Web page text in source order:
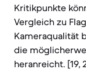
Kritikpunkte
Vergleich zu
Kameraqualität
die
heranreicht. [19,